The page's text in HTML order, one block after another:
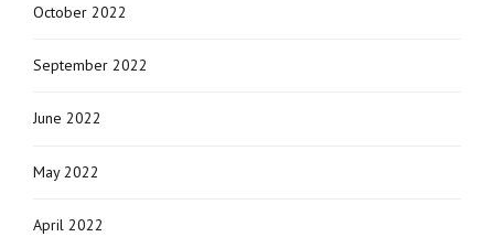
October 2022
September 2022
June 2022
May 2022
April 2022